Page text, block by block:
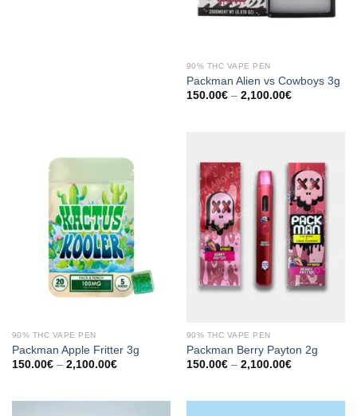
90% THC VAPE PEN
Packman Alien vs Cowboys 3g
150.00€ – 2,100.00€Preisspanne:
90% THC VAPE PEN
Packman Apple Fritter 3g
150.00€ – 2,100.00€Preisspanne:
90% THC VAPE PEN
Packman Berry Payton 2g
150.00€ – 2,100.00€Preisspanne: